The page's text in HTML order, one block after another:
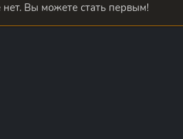
Вы можете стать первым!